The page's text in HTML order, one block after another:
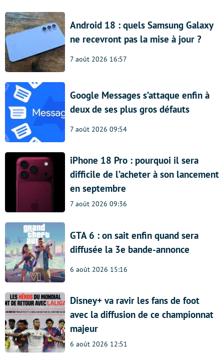
Android 18 : quels Samsung Galaxy
ne recevront pas la mise à jour ?
7 août 2026 16:57
Google Messages s’attaque enfin à
deux de ses plus gros défauts
7 août 2026 09:54
iPhone 18 Pro : pourquoi il sera
difficile de l’acheter à son lancement
en septembre
7 août 2026 09:36
GTA 6 : on sait enfin quand sera
diffusée la 3e bande-annonce
6 août 2026 15:16
Disney+ va ravir les fans de foot
avec la diffusion de ce championnat
majeur
6 août 2026 12:51